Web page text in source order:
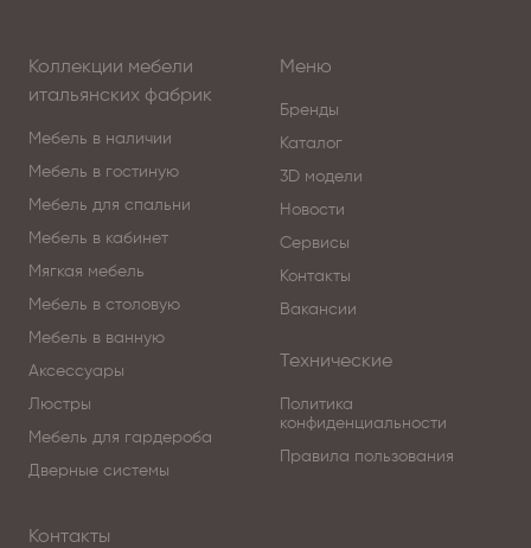
Коллекции мебели
итальянских фабрик
Мебель в наличии
Мебель в гостиную
Мебель для спальни
Мебель в кабинет
Мягкая мебель
Мебель в столовую
Мебель в ванную
Аксессуары
Люстры
Мебель для гардероба
Дверные системы
Меню
Бренды
Каталог
3D модели
Новости
Сервисы
Контакты
Вакансии
Технические
Политика
конфиденциальности
Правила пользования
Контакты